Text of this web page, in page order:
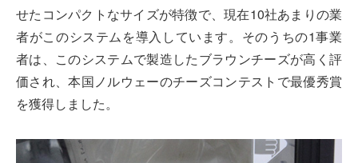
せたコンパクトなサイズが特徴で、現在10社あまりの業
者がこのシステムを導入しています。そのうちの1事業
者は、このシステムで製造したブラウンチーズが高く評
価され、本国ノルウェーのチーズコンテストで最優秀賞
を獲得しました。